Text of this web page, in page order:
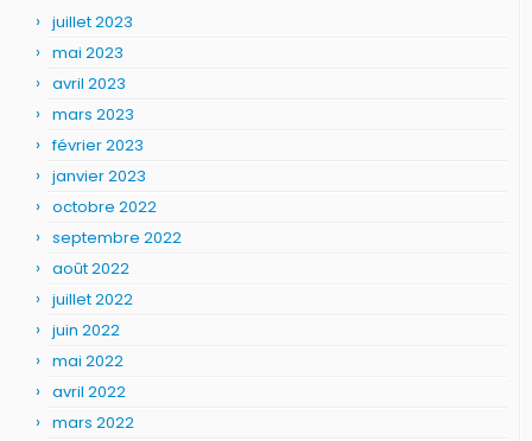
juillet 2023
mai 2023
avril 2023
mars 2023
février 2023
janvier 2023
octobre 2022
septembre 2022
août 2022
juillet 2022
juin 2022
mai 2022
avril 2022
mars 2022